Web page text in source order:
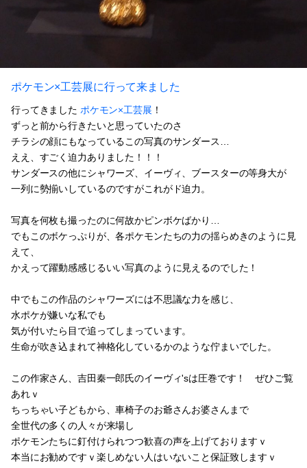
ポケモン×工芸展に行って来ました
行ってきました ポケモン×工芸展 ！
ずっと前から行きたいと思っていたのさ
チラシの顔にもなっているこの写真のサンダース…
ええ、すごく迫力ありました！！！
サンダースの他にシャワーズ、イーヴィ、ブースターの等身大が
一列に勢揃いしているのですがこれがド迫力。
写真を何枚も撮ったのに何故かピンボケばかり…
でもこのボケっぷりが、各ポケモンたちの力の揺らめきのように見
えて、
かえって躍動感感じるいい写真のように見えるのでした！
中でもこの作品のシャワーズには不思議な力を感じ、
水ポケが嫌いな私でも
気が付いたら目で追ってしまっています。
生命が吹き込まれて神格化しているかのような佇まいでした。
この作家さん、吉田秦一郎氏のイーヴィ'sは圧巻です！ ぜひご覧
あれｖ
ちっちゃい子どもから、車椅子のお爺さんお婆さんまで
全世代の多くの人々が来場し
ポケモンたちに釘付けられつつ歓喜の声を上げておりますｖ
本当にお勧めですｖ楽しめない人はいないこと保証致しますｖ